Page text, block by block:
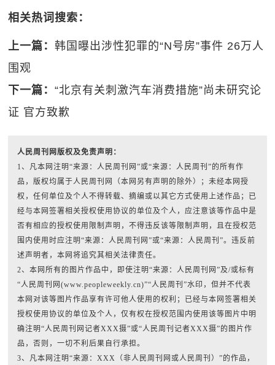
相关热词搜索：
上一篇：韩国曝出涉性犯罪的“N号房”事件 26万人
围观
下一篇：“北京有关刺激汽车消费措施”尚未研究论
证 官方致歉
人民周刊网版权及免责声明：
1、凡本网注明“来源：人民周刊网”或“来源：人民周刊”的所有作
品，版权均属于人民周刊网（本网另有声明的除外）；未经本网授
权，任何单位及个人不得转载、摘编或以其它方式使用上述作品；已
经与本网签署相关授权使用协议的单位及个人，应注意该等作品中是
否有相应的授权使用限制声明，不得违反该等限制声明，且在授权范
围内使用时应注明“来源：人民周刊网”或“来源：人民周刊”。违反前
述声明者，本网将追究其相关法律责任。
2、本网所有的图片作品中，即使注明“来源：人民周刊网”及/或标有
“人民周刊网(www.peopleweekly.cn)”“人民周刊”水印，但并不代表
本网对该等图片作品享有许可他人使用的权利；已经与本网签署相关
授权使用协议的单位及个人，仅有权在授权范围内使用该等图片中明
确注明“人民周刊网记者XXX摄”或“人民周刊记者XXX摄”的图片作
品，否则，一切不利后果自行承担。
3、凡本网注明“来源：XXX（非人民周刊网或人民周刊）”的作品，